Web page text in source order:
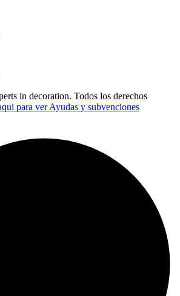
in decoration. Todos los derechos
para ver Ayudas y subvenciones